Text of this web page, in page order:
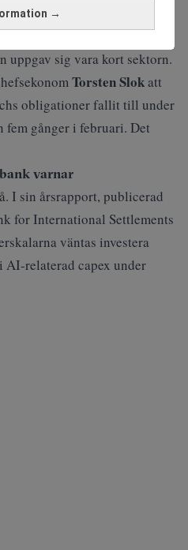
→
för juli
som marknadens mest
uppgav sig vara kort sektorn.
Torsten Slokatt
obligationer fallit till under
gånger i februari. Det
varnar
I sin årsrapport, publicerad
for International Settlements
väntas investera
relaterad capex under